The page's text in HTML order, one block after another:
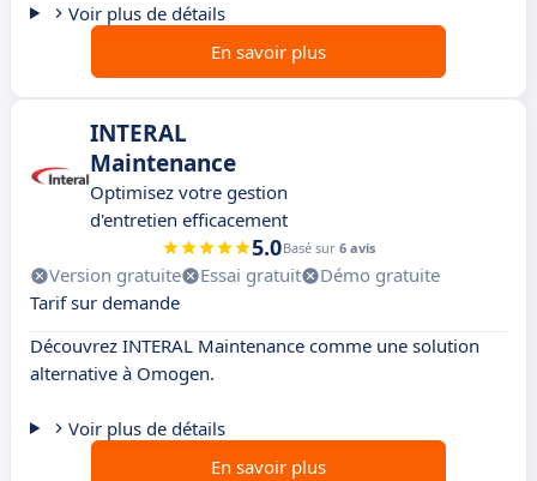
Voir plus de détails
En savoir plus
INTERAL
Maintenance
Optimisez votre gestion
d'entretien efficacement
5.0Basé sur 6 avis
Version gratuite Essai gratuit
Démo gratuite
Tarif sur demande
Découvrez INTERAL Maintenance comme une solution
alternative à Omogen.
Voir plus de détails
En savoir plus